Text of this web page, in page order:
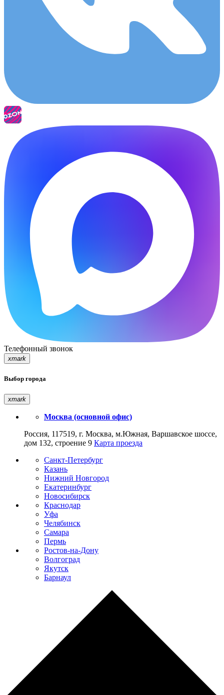
Телефонный звонок
xmark
Выбор города
xmark
Москва (основной офис)
Россия, 117519, г. Москва, м.Южная, Варшавское шоссе,
дом 132, строение 9 Карта проезда
Санкт-Петербург
Казань
Нижний Новгород
Екатеринбург
Новосибирск
Краснодар
Уфа
Челябинск
Самара
Пермь
Ростов-на-Дону
Волгоград
Якутск
Барнаул